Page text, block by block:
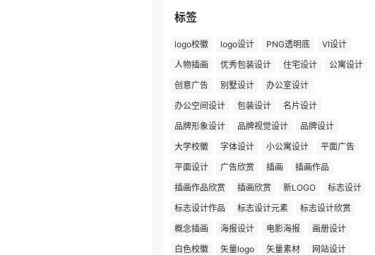
标签
logo校徽 logo设计 PNG透明底
VI设计
人物插画
优秀包装设计 住宅设计
公寓设计
创意广告
别墅设计
办公室设计
办公空间设计
包装设计
名片设计
品牌形象设计
品牌视觉设计
品牌设计
大学校徽
字体设计 小公寓设计
平面广告
平面设计
广告欣赏 插画
插画作品
插画作品欣赏
插画欣赏 新LOGO
标志设计
标志设计作品
标志设计元素
标志设计欣赏
概念插画
海报设计 电影海报
画册设计
白色校徽
矢量logo 矢量素材
网站设计